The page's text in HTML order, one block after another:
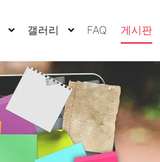
갤러리 FAQ 게시판